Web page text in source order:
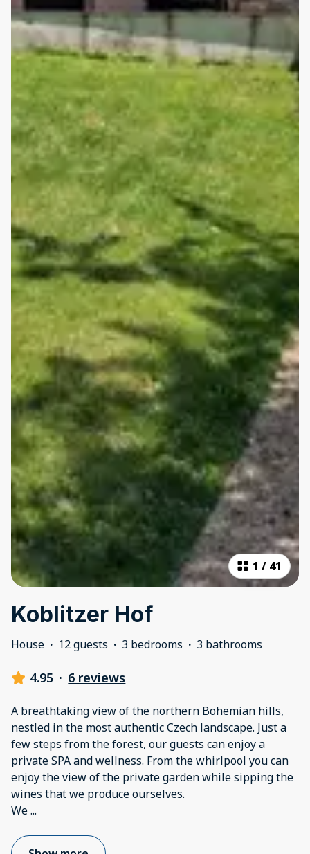
1 / 41
Koblitzer Hof
House · 12 guests · 3 bedrooms · 3 bathrooms
4.95 · 6 reviews
A breathtaking view of the northern Bohemian hills,
nestled in the most authentic Czech landscape. Just a
few steps from the forest, our guests can enjoy a
private SPA and wellness. From the whirlpool you can
enjoy the view of the private garden while sipping the
wines that we produce ourselves.
We...